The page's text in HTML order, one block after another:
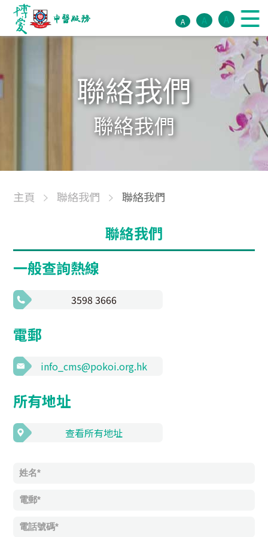
A A A
聯絡我們
聯絡我們
主頁 聯絡我們 聯絡我們
聯絡我們
一般查詢熱線
3598 3666
電郵
info_cms@pokoi.org.hk
所有地址
查看所有地址